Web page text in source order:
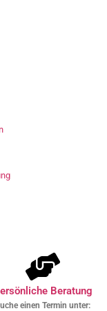
Beratung
einen Termin unter: